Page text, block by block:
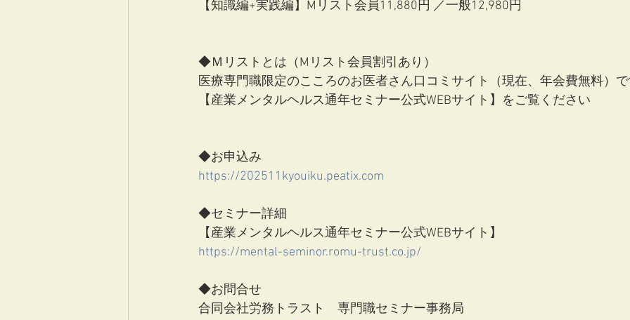
【知識編+実践編】Mリスト会員11,880円 ／一般12,980円
◆Ｍリストとは（Mリスト会員割引あり）
医療専門職限定のこころのお医者さん口コミサイト（現在、年会費無料）
【産業メンタルヘルス通年セミナー公式WEBサイト】をご覧ください
◆お申込み
https://202511kyouiku.peatix.com
◆セミナー詳細
【産業メンタルヘルス通年セミナー公式WEBサイト】
https://mental-seminor.romu-trust.co.jp/
◆お問合せ
合同会社労務トラスト　専門職セミナー事務局